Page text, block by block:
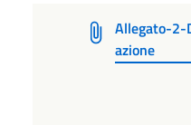
Allegato-2-
azione